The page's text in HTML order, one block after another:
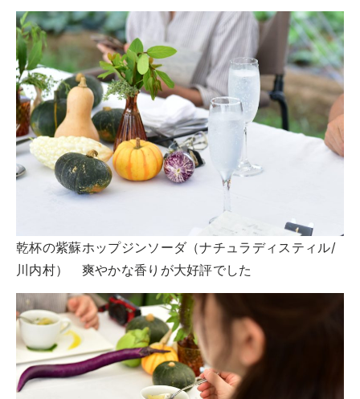
乾杯の紫蘇ホップジンソーダ（ナチュラディスティル/
川内村） 爽やかな香りが大好評でした